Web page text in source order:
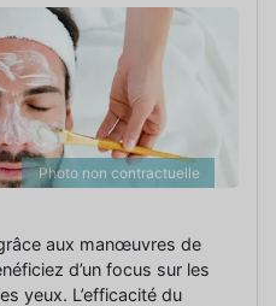
Photo non contractuelle
aux manœuvres de
d’un focus sur les
yeux. L’efficacité du